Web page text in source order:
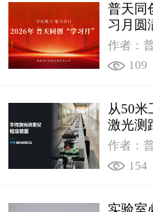
普天同
习月圆
作者：
109
从50
激光测
作者：
154